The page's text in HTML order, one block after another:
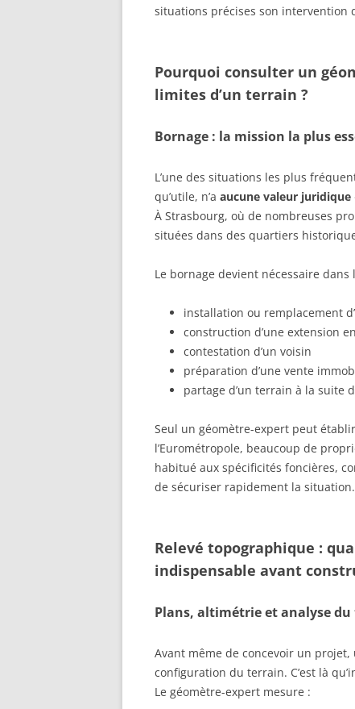
situations précises son
Pourquoi consulter un
limites d’un terrain ?
Bornage : la mission la plus
L’une des situations les plus
qu’utile, n’a aucune valeur juridique
À Strasbourg, où de nombreuses
situées dans des quartiers
Le bornage devient nécessaire dans
installation ou remplacement
construction d’une extension
contestation d’un voisin
préparation d’une vente
partage d’un terrain à la suite
Seul un géomètre-expert peut
l’Eurométropole, beaucoup de
habitué aux spécificités foncières,
de sécuriser rapidement la situation.
Relevé topographique :
indispensable avant
Plans, altimétrie et analyse
Avant même de concevoir un
configuration du terrain. C’est là
Le géomètre-expert mesure :